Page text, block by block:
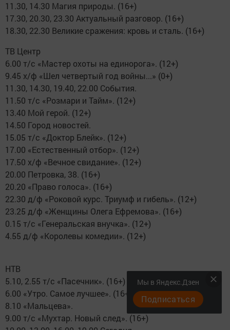
11.30, 14.30 Магия природы. (16+)
17.30, 20.30, 23.30 Актуальный разговор. (16+)
18.30, 22.30 Великие сражения: кровь и сталь. (16+)
ТВ Центр
6.00 т/с «Мастер охоты на единорога». (12+)
9.45 х/ф «Шел четвертый год войны...» (0+)
11.30, 14.30, 19.40, 22.00 События.
11.50 т/с «Розмари и Тайм». (12+)
13.40 Мой герой. (12+)
14.50 Город новостей.
15.05 т/с «Доктор Блейк». (12+)
17.00 «Естественный отбор». (12+)
17.50 х/ф «Вечное свидание». (12+)
20.00 Петровка, 38. (16+)
20.20 «Право голоса». (16+)
22.30 д/ф «Роковой курс. Триумф и гибель». (12+)
23.25 д/ф «Женщины Олега Ефремова». (16+)
0.15 т/с «Генеральская внучка». (12+)
4.55 д/ф «Королевы комедии». (12+)
НТВ
5.10, 2.55 т/с «Пасечник». (16+)
6.00 «Утро. Самое лучшее». (16+)
8.10 «Мальцева».
9.00 т/с «Мухтар. Новый след». (16+)
Мы в Яндекс.Дзен
Подписаться